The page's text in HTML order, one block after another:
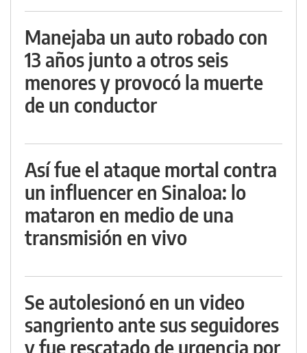
Manejaba un auto robado con
13 años junto a otros seis
menores y provocó la muerte
de un conductor
Así fue el ataque mortal contra
un influencer en Sinaloa: lo
mataron en medio de una
transmisión en vivo
Se autolesionó en un video
sangriento ante sus seguidores
y fue rescatado de urgencia por